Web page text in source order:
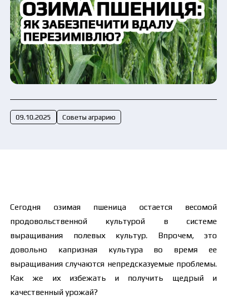
09.10.2025 Советы аграрию
Сегодня озимая пшеница остается весомой
продовольственной культурой в системе
выращивания полевых культур. Впрочем, это
довольно капризная культура во время ее
выращивания случаются непредсказуемые проблемы.
Как же их избежать и получить щедрый и
качественный урожай?
Вы ознакомились и соглашаетесь с политикой
защиты персональных данных.
Отправить заявку сейчас